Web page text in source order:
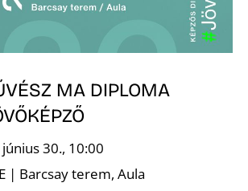
MA DIPLOMA
30., 10:00
| Barcsay terem, Aula